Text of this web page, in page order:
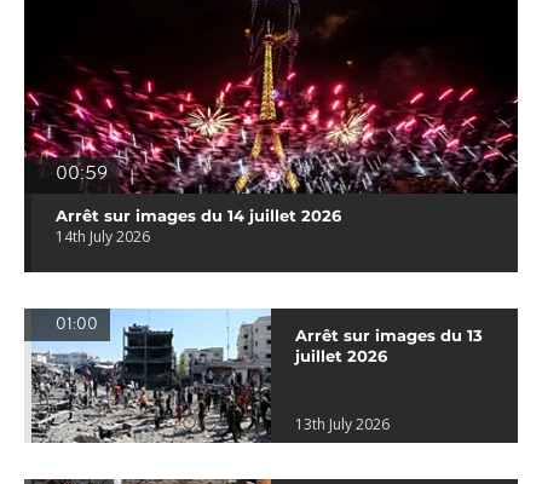
00:59
Arrêt sur images du 14 juillet 2026
14th July 2026
01:00
Arrêt sur images du 13
juillet 2026
13th July 2026